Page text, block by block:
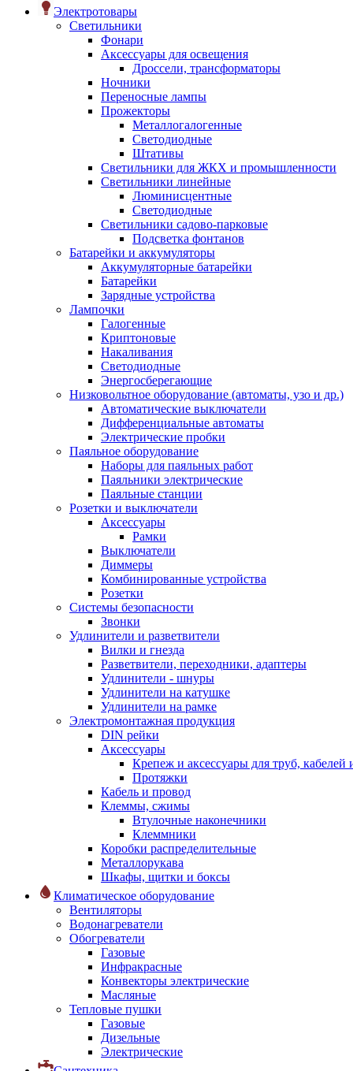
Электротовары
Светильники
Фонари
Аксессуары для освещения
Дроссели, трансформаторы
Ночники
Переносные лампы
Прожекторы
Металлогалогенные
Светодиодные
Штативы
Светильники для ЖКХ и промышленности
Светильники линейные
Люминисцентные
Светодиодные
Светильники садово-парковые
Подсветка фонтанов
Батарейки и аккумуляторы
Аккумуляторные батарейки
Батарейки
Зарядные устройства
Лампочки
Галогенные
Криптоновые
Накаливания
Светодиодные
Энергосберегающие
Низковольтное оборудование (автоматы, узо и др.)
Автоматические выключатели
Дифференциальные автоматы
Электрические пробки
Паяльное оборудование
Наборы для паяльных работ
Паяльники электрические
Паяльные станции
Розетки и выключатели
Аксессуары
Рамки
Выключатели
Диммеры
Комбинированные устройства
Розетки
Системы безопасности
Звонки
Удлинители и разветвители
Вилки и гнезда
Разветвители, переходники, адаптеры
Удлинители - шнуры
Удлинители на катушке
Удлинители на рамке
Электромонтажная продукция
DIN рейки
Аксессуары
Крепеж и аксессуары для труб, кабелей
Протяжки
Кабель и провод
Клеммы, сжимы
Втулочные наконечники
Клеммники
Коробки распределительные
Металлорукава
Шкафы, щитки и боксы
Климатическое оборудование
Вентиляторы
Водонагреватели
Обогреватели
Газовые
Инфракрасные
Конвекторы электрические
Масляные
Тепловые пушки
Газовые
Дизельные
Электрические